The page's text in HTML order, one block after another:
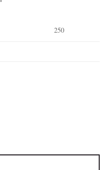
250